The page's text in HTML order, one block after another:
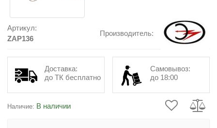
Артикул:
ZAP136
Производитель:
Доставка:
до ТК бесплатно
Самовывоз:
до 18:00
Наличие: В наличии